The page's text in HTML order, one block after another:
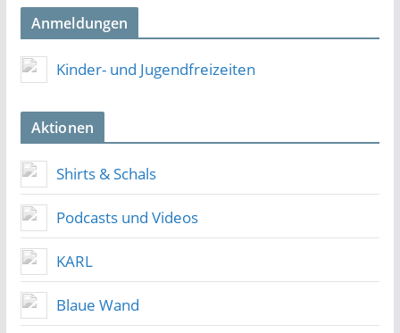
Anmeldungen
Kinder- und Jugendfreizeiten
Aktionen
Shirts & Schals
Podcasts und Videos
KARL
Blaue Wand